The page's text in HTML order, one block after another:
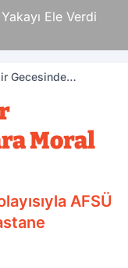
Ele Verdi
Gecesinde
Moral
AFSÜ